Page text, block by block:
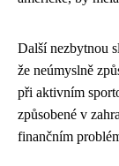
Další nezbytnou
že neúmyslně
při aktivním
způsobené v
finančním